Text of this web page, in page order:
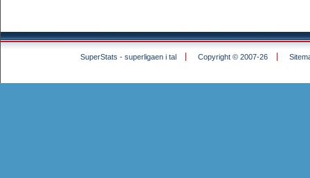
SuperStats - superligaen i tal Copyright © 2007-26